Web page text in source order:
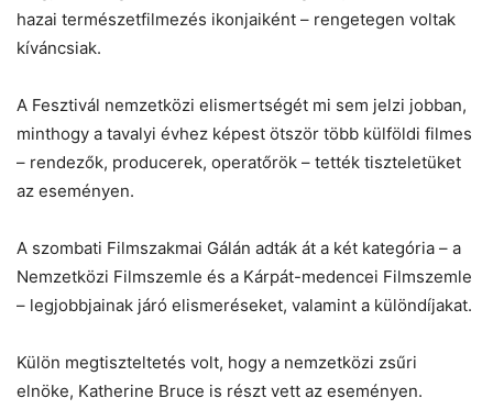
hazai természetfilmezés ikonjaiként – rengetegen voltak
kíváncsiak.
A Fesztivál nemzetközi elismertségét mi sem jelzi jobban,
minthogy a tavalyi évhez képest ötször több külföldi filmes
– rendezők, producerek, operatőrök – tették tiszteletüket
az eseményen.
A szombati Filmszakmai Gálán adták át a két kategória – a
Nemzetközi Filmszemle és a Kárpát-medencei Filmszemle
– legjobbjainak járó elismeréseket, valamint a különdíjakat.
Külön megtiszteltetés volt, hogy a nemzetközi zsűri
elnöke, Katherine Bruce is részt vett az eseményen.